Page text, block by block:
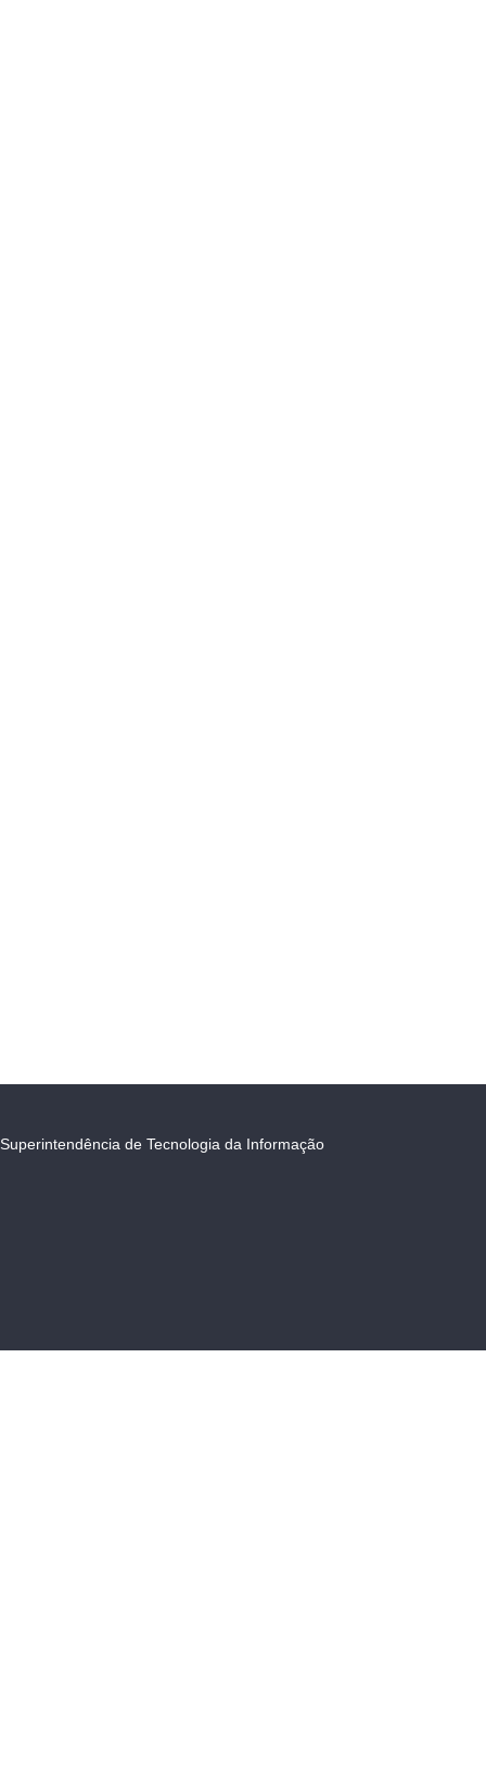
Superintendência de Tecnologia da Informação